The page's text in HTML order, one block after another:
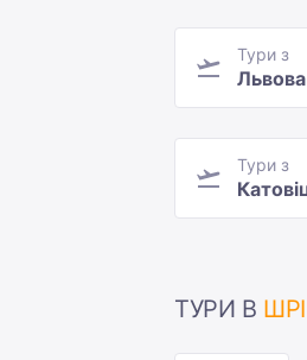
Тури з
Львова
Тури з
ТУРИ В